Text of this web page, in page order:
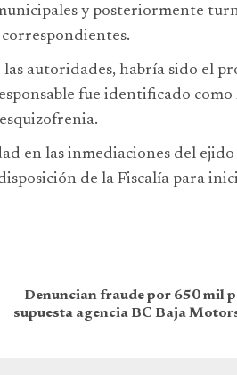
y posteriormente
autoridades, habría sido el
fue identificado como
en las inmediaciones del ejido
de la Fiscalía para
Denuncian fraude por 650 mil
supuesta agencia BC Baja